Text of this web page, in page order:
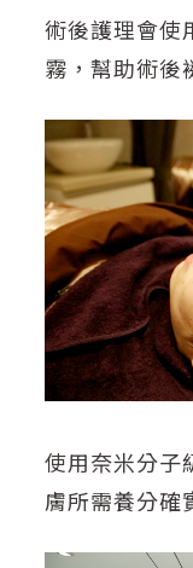
術後護理會使
霧，幫助術後
使用奈米分子
膚所需養分確